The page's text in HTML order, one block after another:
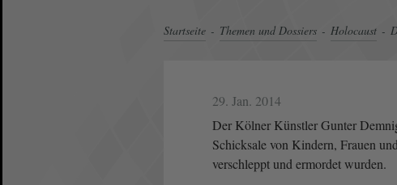
Startseite Themen und Dossiers Holocaust
29. Jan. 2014
Der Kölner Künstler Gunter
Schicksale von Kindern, Frauen
verschleppt und ermordet wurden.